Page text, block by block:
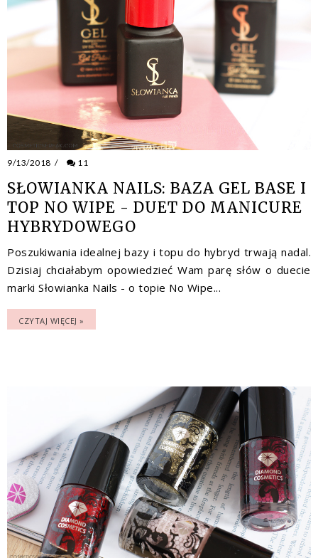
9/13/2018 / 11
SŁOWIANKA NAILS: BAZA GEL BASE I
TOP NO WIPE - DUET DO MANICURE
HYBRYDOWEGO
Poszukiwania idealnej bazy i topu do hybryd trwają nadal.
Dzisiaj chciałabym opowiedzieć Wam parę słów o duecie
marki Słowianka Nails - o topie No Wipe...
CZYTAJ WIĘCEJ »